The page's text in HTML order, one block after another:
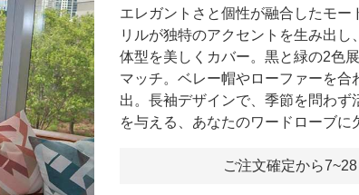
エレガントさと個性が融合したモー
リルが独特のアクセントを生み出
体型を美しくカバー。黒と緑の2色
マッチ。ベレー帽やローファーを
出。長袖デザインで、季節を問わず
を与える、あなたのワードローブに
ご注文確定から